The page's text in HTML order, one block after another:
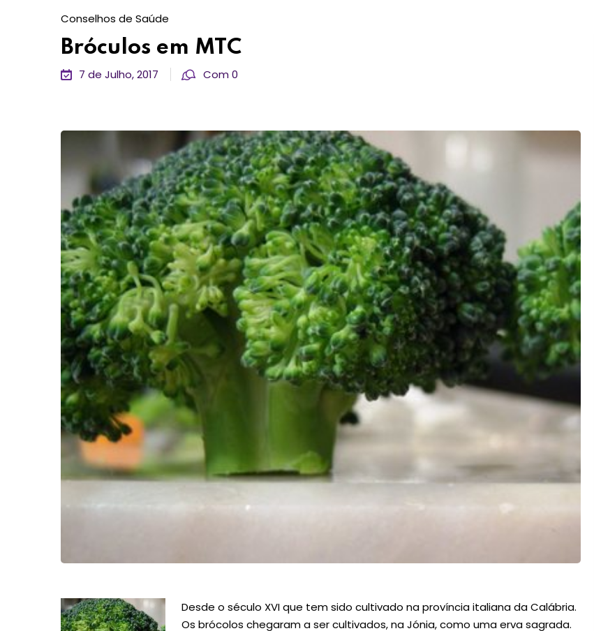
Conselhos de Saúde
Bróculos em MTC
7 de Julho, 2017 Com 0
Desde o século XVI que tem sido cultivado na província italiana da Calábria.
Os brócolos chegaram a ser cultivados, na Jónia, como uma erva sagrada.